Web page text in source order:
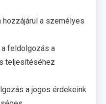
hozzájárul a személyes
a feldolgozás a
teljesítéséhez
a jogos érdekeink